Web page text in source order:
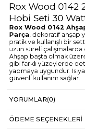
Rox Wood 0142
Hobi Seti 30
Rox Wood 0142
Parça , dekoratif ahşap
pratik ve kullanışlı bir
uzun süreli
Ahşap başta olmak
gibi farklı yüzeylerde
yapmaya uygundur.
güvenli kullanım sağlar.
Seramik, cam, deri,
Isıya ve darbeye
Hafif kalem gövdesi ile
Rahat hareket imkanı
YORUMLAR(0)
ÖDEME SEÇENEKLERI